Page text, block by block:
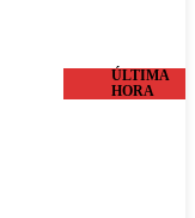
ÚLTIMA
HORA